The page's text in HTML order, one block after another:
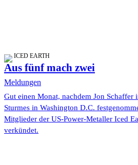
ICED EARTH
Aus fünf mach zwei
Meldungen
Gut einen Monat, nachdem Jon Schaffer
Sturmes in Washington D.C.
Mitglieder der US-Power-Metaller Iced
verkündet.